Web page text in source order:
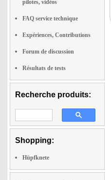
pilotes, vidéos
FAQ service technique
Expériences, Contributions
Forum de discussion
Résultats de tests
Recherche produits:
Shopping:
Hüpfknete